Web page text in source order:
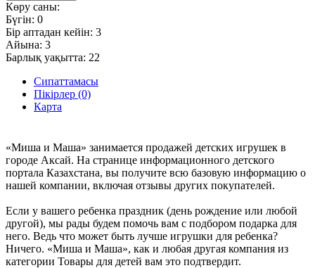
Көру саны:
Бүгін: 0
Бір аптадан кейін: 3
Айына: 3
Барлық уақытта: 22
Сипаттамасы
Пікірлер (0)
Карта
«Миша и Маша» занимается продажей детских игрушек в
городе Аксай. На странице информационного детского
портала Казахстана, вы получите всю базовую информацию о
нашей компании, включая отзывы других покупателей.
Если у вашего ребенка праздник (день рождение или любой
другой), мы рады будем помочь вам с подбором подарка для
него. Ведь что может быть лучше игрушки для ребенка?
Ничего. «Миша и Маша», как и любая другая компания из
категории Товары для детей вам это подтвердит.